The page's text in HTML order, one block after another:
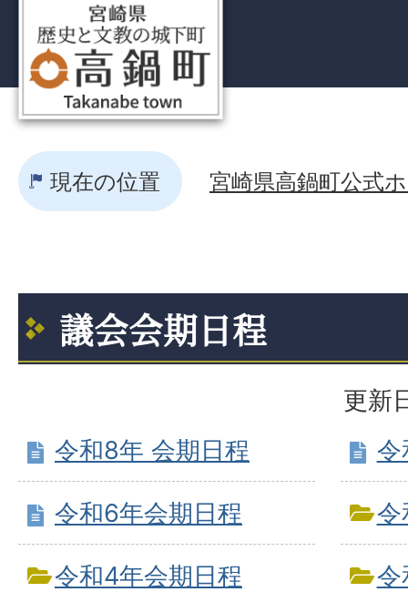
現在の位置 宮崎県高鍋町公式
議会会期日程
更新
令和8年 会期日程
令
令和6年会期日程 令
令和4年会期日程 令